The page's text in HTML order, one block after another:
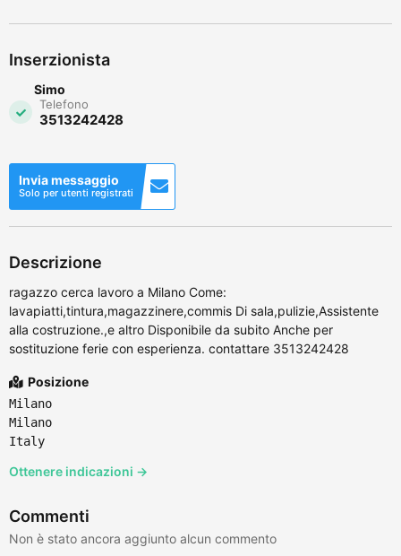
Inserzionista
Simo
Telefono
3513242428
Invia messaggio
Solo per utenti registrati
Descrizione
ragazzo cerca lavoro a Milano Come:
lavapiatti,tintura,magazzinere,commis Di sala,pulizie,Assistente
alla costruzione.,e altro Disponibile da subito Anche per
sostituzione ferie con esperienza. contattare 3513242428
Posizione
Milano
Milano
Italy
Ottenere indicazioni →
Commenti
Non è stato ancora aggiunto alcun commento